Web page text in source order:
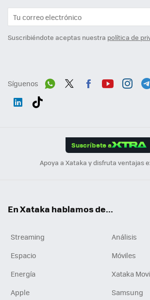
Suscribiéndote aceptas nuestra política de
Síguenos
Suscríbete a
Apoya a Xataka y disfruta ventajas
En Xataka hablamos de...
Streaming
Análisis
Espacio
Móviles
Energía
Xataka
Apple
Samsung